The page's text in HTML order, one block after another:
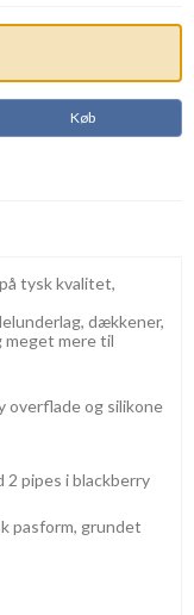
Køb
tysk kvalitet,
dækkener,
meget mere til
overflade og silikone
2 pipes i blackberry
pasform, grundet